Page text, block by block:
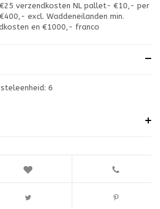
verzendkosten NL pallet- €10,- per
excl. Waddeneilanden min.
en €1000,- franco
6